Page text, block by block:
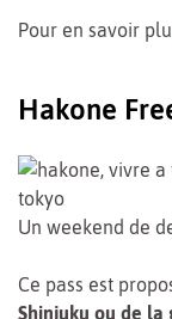
Pour en savoir
Hakone
Un weekend de
Ce pass est
Shinjuku ou de la